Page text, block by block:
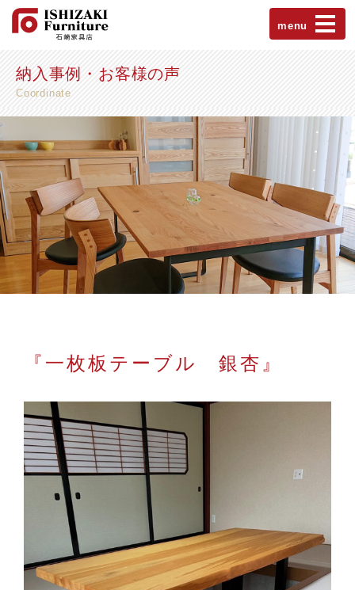
menu
納入事例・お客様の声
Coordinate
『一枚板テーブル 銀杏』